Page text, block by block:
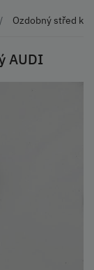
Ozdobný střed
AUDI